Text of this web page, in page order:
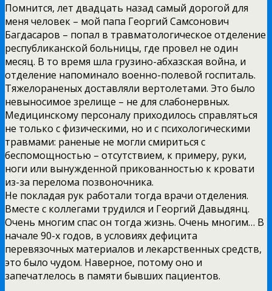
Помнится, лет двадцать назад самый дорогой для
меня человек – мой папа Георгий Самсонович
Багдасаров – попал в травматологическое отделение
республиканской больницы, где провел не один
месяц. В то время шла грузино-абхазская война, и
отделение напоминало военно-полевой госпиталь.
Тяжелораненых доставляли вертолетами. Это было
невыносимое зрелище – не для слабонервных.
Медицинскому персоналу приходилось справляться
не только с физическими, но и с психологическими
травмами: раненые не могли смириться с
беспомощностью – отсутствием, к примеру, руки,
ноги или вынужденной прикованностью к кровати
из-за перелома позвоночника.
Не покладая рук работали тогда врачи отделения.
Вместе с коллегами трудился и Георгий Давыдянц.
Очень многим спас он тогда жизнь. Очень многим… В
начале 90-х годов, в условиях дефицита
перевязочных материалов и лекарственных средств,
это было чудом. Наверное, потому оно и
запечатлелось в памяти бывших пациентов.